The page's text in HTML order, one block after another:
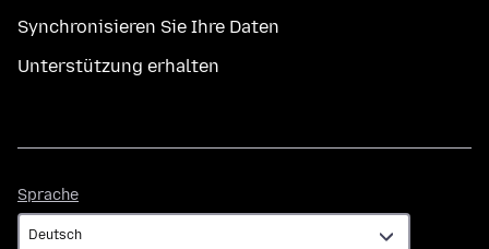
Synchronisieren Sie Ihre Daten
Unterstützung erhalten
Sprache